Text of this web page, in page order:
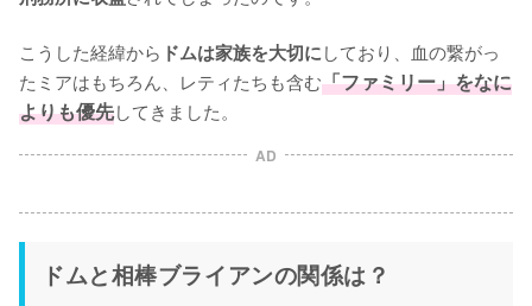
こうした経緯から ドムは家族を大切にしており、血の繋がっ
たミアはもちろん、レティたちも含む「ファミリー」をなに
よりも優先してきました。
AD
ドムと相棒ブライアンの関係は？